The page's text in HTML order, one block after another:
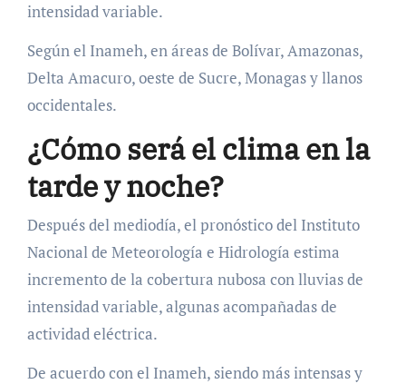
intensidad variable.
Según el Inameh, en áreas de Bolívar, Amazonas,
Delta Amacuro, oeste de Sucre, Monagas y llanos
occidentales.
¿Cómo será el clima en la
tarde y noche?
Después del mediodía, el pronóstico del Instituto
Nacional de Meteorología e Hidrología estima
incremento de la cobertura nubosa con lluvias de
intensidad variable, algunas acompañadas de
actividad eléctrica.
De acuerdo con el Inameh, siendo más intensas y